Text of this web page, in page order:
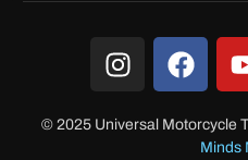
© 2025 Universal Motorcycle
Minds